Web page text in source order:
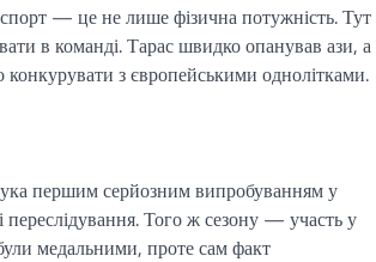
— це не лише фізична потужність. Тут
в команді. Тарас швидко опанував ази, а
з європейськими однолітками.
першим серйозним випробуванням у
переслідування. Того ж сезону — участь у
медальними, проте сам факт